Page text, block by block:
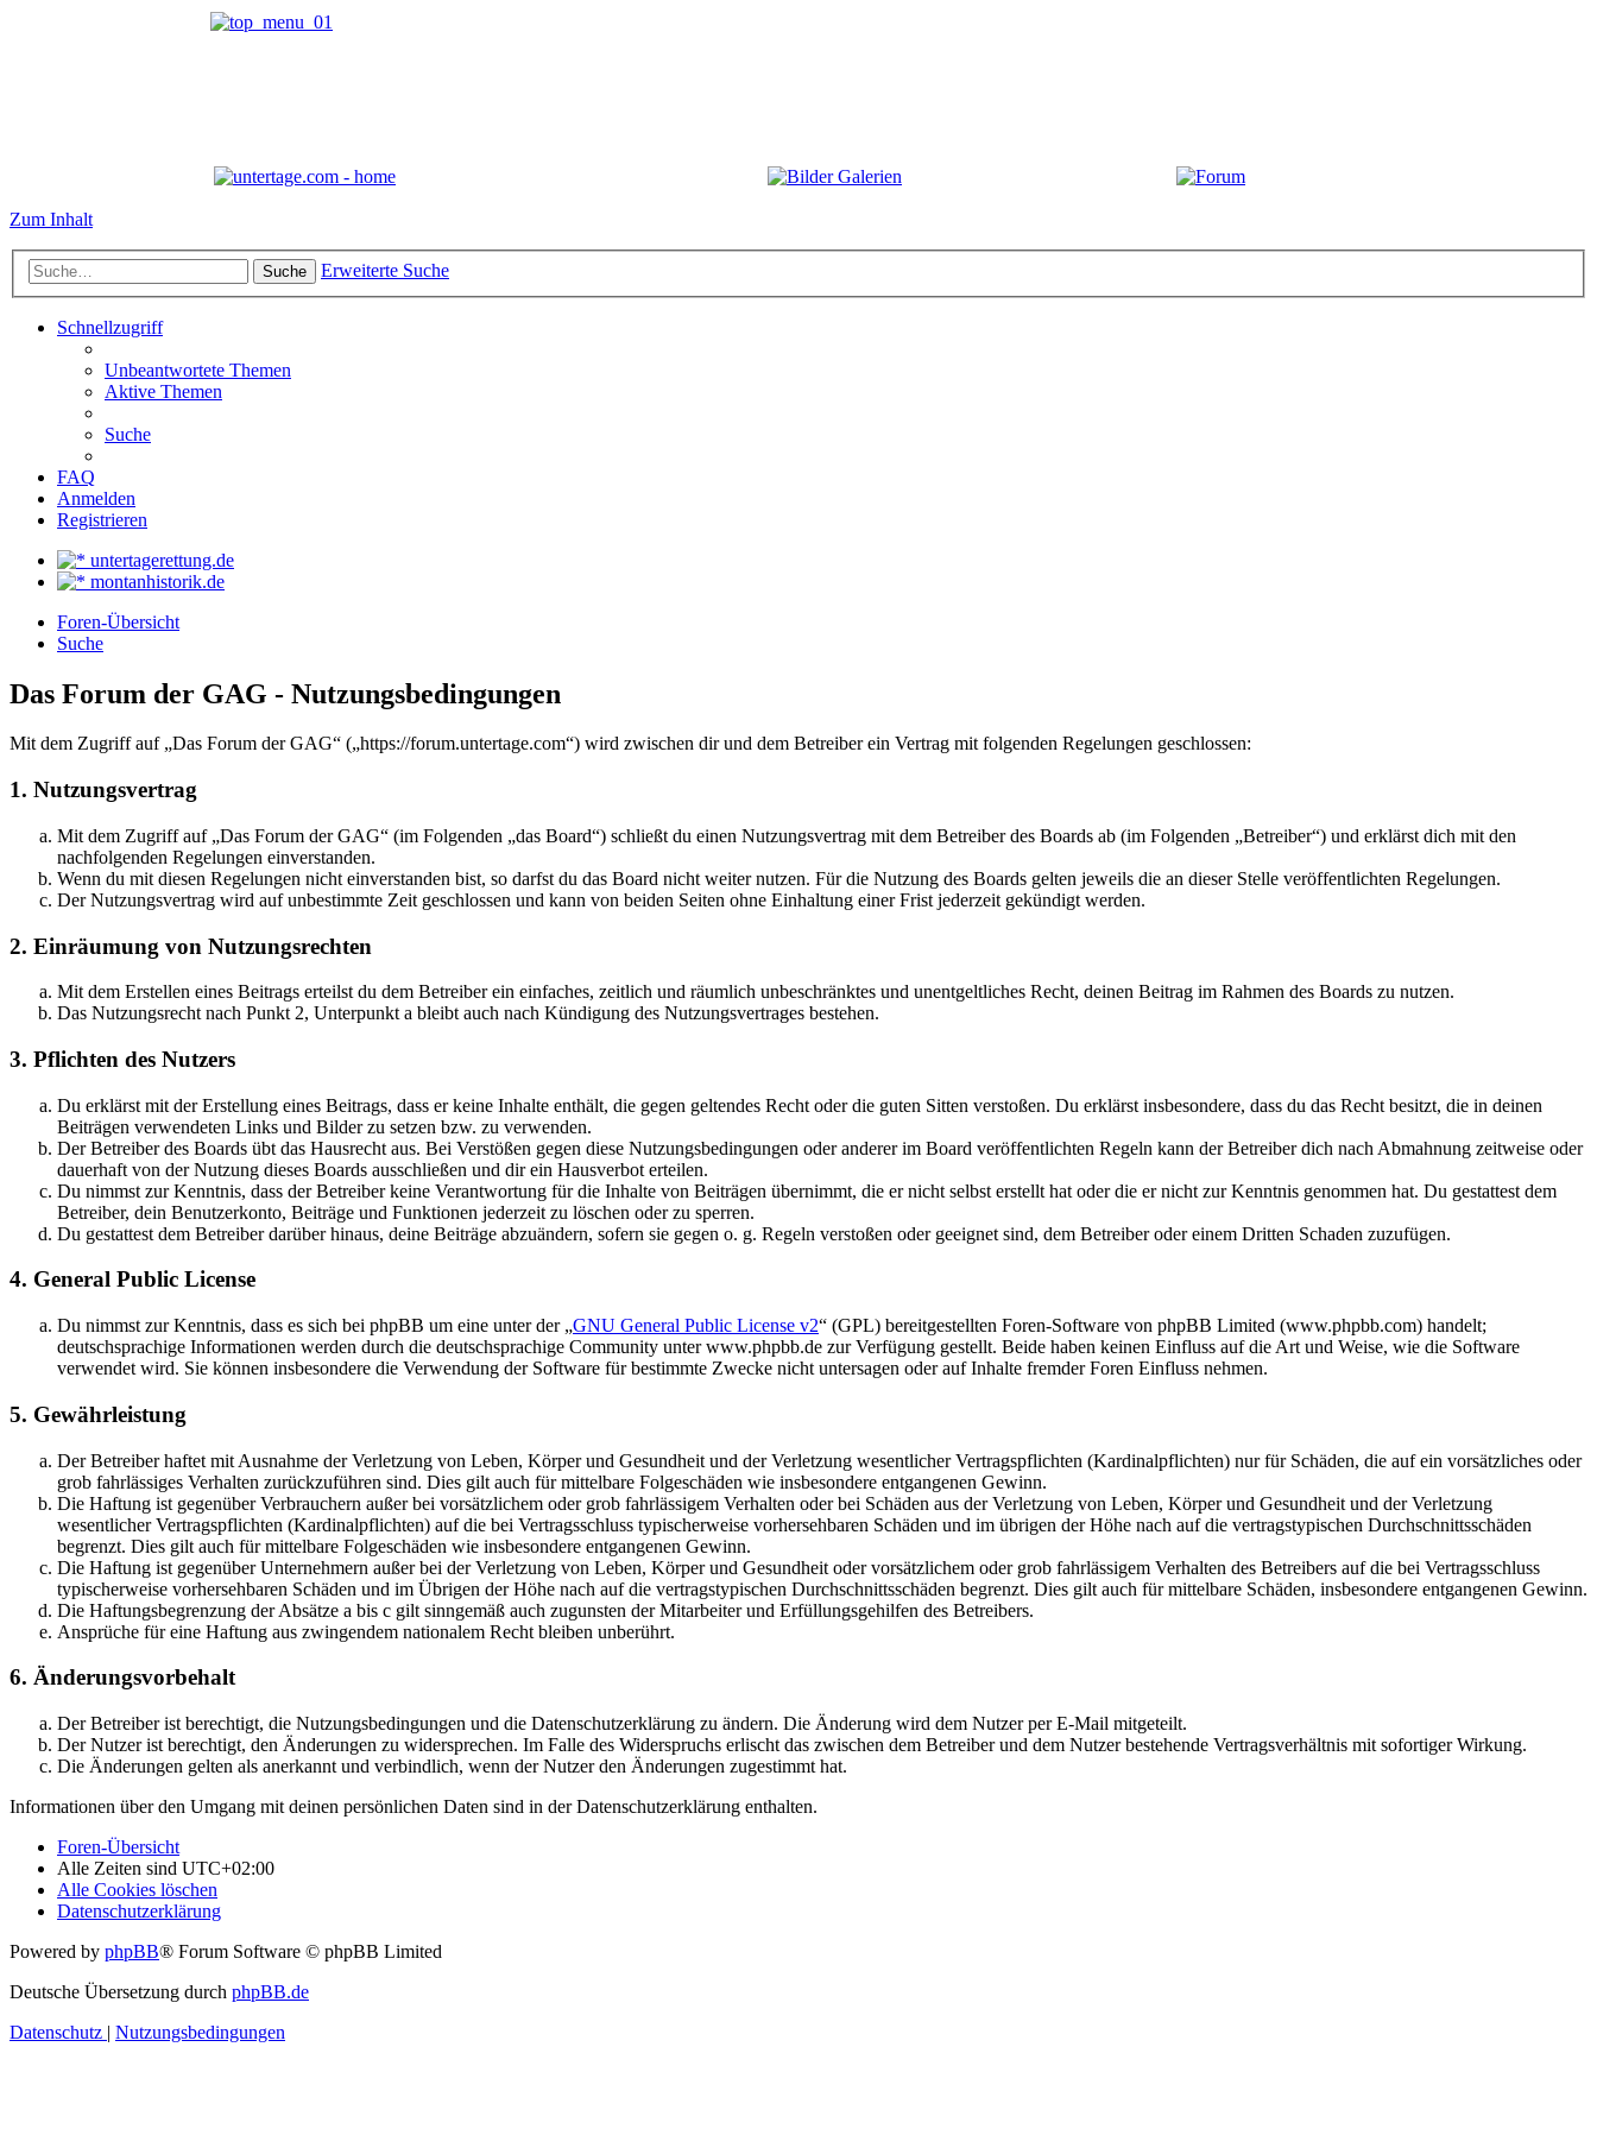
Zum Inhalt
Suche Erweiterte Suche
Schnellzugriff
Unbeantwortete Themen
Aktive Themen
Suche
FAQ
Anmelden
Registrieren
untertagerettung.de
montanhistorik.de
Foren-Übersicht
Suche
Das Forum der GAG - Nutzungsbedingungen
Mit dem Zugriff auf „Das Forum der GAG“ („https://forum.untertage.com“) wird zwischen dir und dem Betreiber ein Vertrag mit folgenden Regelungen geschlossen:
1. Nutzungsvertrag
Mit dem Zugriff auf „Das Forum der GAG“ (im Folgenden „das Board“) schließt du einen Nutzungsvertrag mit dem Betreiber des Boards ab (im Folgenden „Betreiber“) und erklärst dich mit den
nachfolgenden Regelungen einverstanden.
Wenn du mit diesen Regelungen nicht einverstanden bist, so darfst du das Board nicht weiter nutzen. Für die Nutzung des Boards gelten jeweils die an dieser Stelle veröffentlichten Regelungen.
Der Nutzungsvertrag wird auf unbestimmte Zeit geschlossen und kann von beiden Seiten ohne Einhaltung einer Frist jederzeit gekündigt werden.
2. Einräumung von Nutzungsrechten
Mit dem Erstellen eines Beitrags erteilst du dem Betreiber ein einfaches, zeitlich und räumlich unbeschränktes und unentgeltliches Recht, deinen Beitrag im Rahmen des Boards zu nutzen.
Das Nutzungsrecht nach Punkt 2, Unterpunkt a bleibt auch nach Kündigung des Nutzungsvertrages bestehen.
3. Pflichten des Nutzers
Du erklärst mit der Erstellung eines Beitrags, dass er keine Inhalte enthält, die gegen geltendes Recht oder die guten Sitten verstoßen. Du erklärst insbesondere, dass du das Recht besitzt, die in deinen
Beiträgen verwendeten Links und Bilder zu setzen bzw. zu verwenden.
Der Betreiber des Boards übt das Hausrecht aus. Bei Verstößen gegen diese Nutzungsbedingungen oder anderer im Board veröffentlichten Regeln kann der Betreiber dich nach Abmahnung zeitweise oder
dauerhaft von der Nutzung dieses Boards ausschließen und dir ein Hausverbot erteilen.
Du nimmst zur Kenntnis, dass der Betreiber keine Verantwortung für die Inhalte von Beiträgen übernimmt, die er nicht selbst erstellt hat oder die er nicht zur Kenntnis genommen hat. Du gestattest dem
Betreiber, dein Benutzerkonto, Beiträge und Funktionen jederzeit zu löschen oder zu sperren.
Du gestattest dem Betreiber darüber hinaus, deine Beiträge abzuändern, sofern sie gegen o. g. Regeln verstoßen oder geeignet sind, dem Betreiber oder einem Dritten Schaden zuzufügen.
4. General Public License
Du nimmst zur Kenntnis, dass es sich bei phpBB um eine unter der „GNU General Public License v2“ (GPL) bereitgestellten Foren-Software von phpBB Limited (www.phpbb.com) handelt;
deutschsprachige Informationen werden durch die deutschsprachige Community unter www.phpbb.de zur Verfügung gestellt. Beide haben keinen Einfluss auf die Art und Weise, wie die Software
verwendet wird. Sie können insbesondere die Verwendung der Software für bestimmte Zwecke nicht untersagen oder auf Inhalte fremder Foren Einfluss nehmen.
5. Gewährleistung
Der Betreiber haftet mit Ausnahme der Verletzung von Leben, Körper und Gesundheit und der Verletzung wesentlicher Vertragspflichten (Kardinalpflichten) nur für Schäden, die auf ein vorsätzliches oder
grob fahrlässiges Verhalten zurückzuführen sind. Dies gilt auch für mittelbare Folgeschäden wie insbesondere entgangenen Gewinn.
Die Haftung ist gegenüber Verbrauchern außer bei vorsätzlichem oder grob fahrlässigem Verhalten oder bei Schäden aus der Verletzung von Leben, Körper und Gesundheit und der Verletzung
wesentlicher Vertragspflichten (Kardinalpflichten) auf die bei Vertragsschluss typischerweise vorhersehbaren Schäden und im übrigen der Höhe nach auf die vertragstypischen Durchschnittsschäden
begrenzt. Dies gilt auch für mittelbare Folgeschäden wie insbesondere entgangenen Gewinn.
Die Haftung ist gegenüber Unternehmern außer bei der Verletzung von Leben, Körper und Gesundheit oder vorsätzlichem oder grob fahrlässigem Verhalten des Betreibers auf die bei Vertragsschluss
typischerweise vorhersehbaren Schäden und im Übrigen der Höhe nach auf die vertragstypischen Durchschnittsschäden begrenzt. Dies gilt auch für mittelbare Schäden, insbesondere entgangenen Gewinn.
Die Haftungsbegrenzung der Absätze a bis c gilt sinngemäß auch zugunsten der Mitarbeiter und Erfüllungsgehilfen des Betreibers.
Ansprüche für eine Haftung aus zwingendem nationalem Recht bleiben unberührt.
6. Änderungsvorbehalt
Der Betreiber ist berechtigt, die Nutzungsbedingungen und die Datenschutzerklärung zu ändern. Die Änderung wird dem Nutzer per E-Mail mitgeteilt.
Der Nutzer ist berechtigt, den Änderungen zu widersprechen. Im Falle des Widerspruchs erlischt das zwischen dem Betreiber und dem Nutzer bestehende Vertragsverhältnis mit sofortiger Wirkung.
Die Änderungen gelten als anerkannt und verbindlich, wenn der Nutzer den Änderungen zugestimmt hat.
Informationen über den Umgang mit deinen persönlichen Daten sind in der Datenschutzerklärung enthalten.
Foren-Übersicht
Alle Zeiten sind UTC+02:00
Alle Cookies löschen
Datenschutzerklärung
Powered by phpBB® Forum Software © phpBB Limited
Deutsche Übersetzung durch phpBB.de
Datenschutz | Nutzungsbedingungen